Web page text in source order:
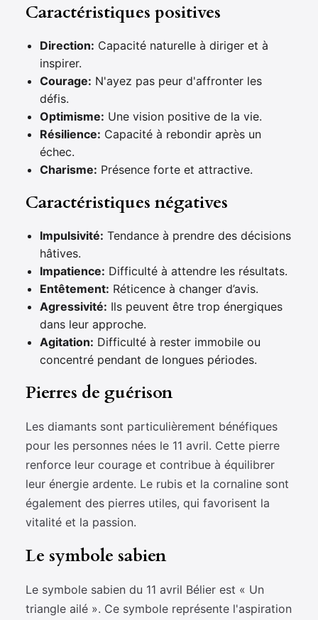
Caractéristiques positives
Direction: Capacité naturelle à diriger et à
inspirer.
Courage: N'ayez pas peur d'affronter les
défis.
Optimisme: Une vision positive de la vie.
Résilience: Capacité à rebondir après un
échec.
Charisme: Présence forte et attractive.
Caractéristiques négatives
Impulsivité: Tendance à prendre des décisions
hâtives.
Impatience: Difficulté à attendre les résultats.
Entêtement: Réticence à changer d’avis.
Agressivité: Ils peuvent être trop énergiques
dans leur approche.
Agitation: Difficulté à rester immobile ou
concentré pendant de longues périodes.
Pierres de guérison
Les diamants sont particulièrement bénéfiques
pour les personnes nées le 11 avril. Cette pierre
renforce leur courage et contribue à équilibrer
leur énergie ardente. Le rubis et la cornaline sont
également des pierres utiles, qui favorisent la
vitalité et la passion.
Le symbole sabien
Le symbole sabien du 11 avril Bélier est « Un
triangle ailé ». Ce symbole représente l'aspiration